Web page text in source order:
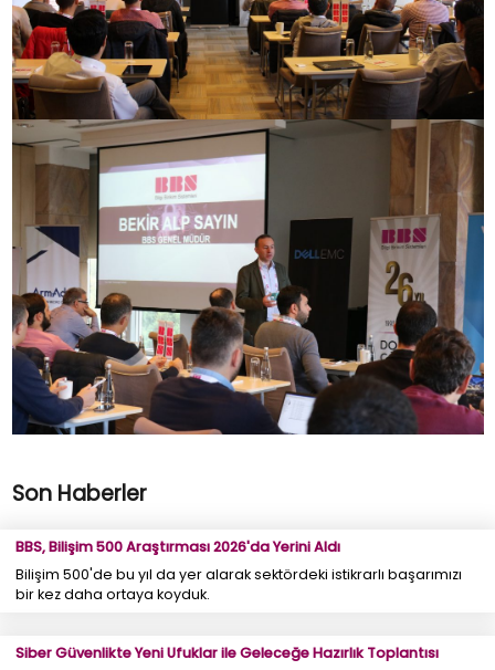
Son Haberler
BBS, Bilişim 500 Araştırması 2026'da Yerini Aldı
Bilişim 500'de bu yıl da yer alarak sektördeki istikrarlı başarımızı
bir kez daha ortaya koyduk.
Siber Güvenlikte Yeni Ufuklar ile Geleceğe Hazırlık Toplantısı